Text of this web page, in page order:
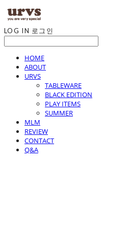
LOG IN 로그인
HOME
ABOUT
URVS
TABLEWARE
BLACK EDITION
PLAY ITEMS
SUMMER
MLM
REVIEW
CONTACT
Q&A